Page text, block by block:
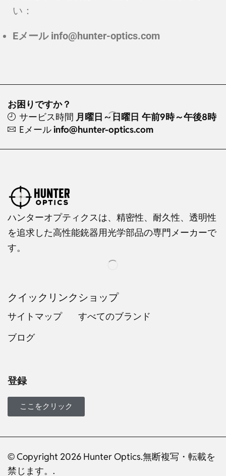
い：
Eメール info@hunter-optics.com
お困りですか？
サービス時間 月曜日～日曜日 午前9時～午後8時
Eメールinfo@hunter-optics.com
ハンターオプティクスは、精密性、耐久性、透明性
を追求した高性能銃器用光学部品の専門メーカーで
す。
クイックリンク
サイトマップ
ブログ
ショップ
すべてのブランド
登録
ここをクリック
© Copyright 2026 Hunter Optics.無断複写・転載を
禁じます。.
German
Portuguese